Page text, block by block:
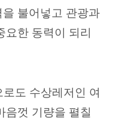
불어넣고 관광과
요한 동력이 되리
도 수상레저인 여
음껏 기량을 펼칠